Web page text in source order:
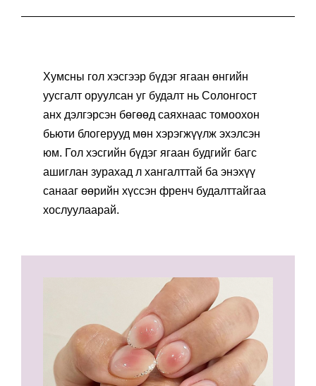
Хумсны гол хэсгээр бүдэг ягаан өнгийн
уусгалт оруулсан уг будалт нь Солонгост
анх дэлгэрсэн бөгөөд саяхнаас томоохон
бьюти блогерууд мөн хэрэгжүүлж эхэлсэн
юм. Гол хэсгийн бүдэг ягаан будгийг багс
ашиглан зурахад л хангалттай ба энэхүү
санааг өөрийн хүссэн френч будалттайгаа
хослуулаарай.